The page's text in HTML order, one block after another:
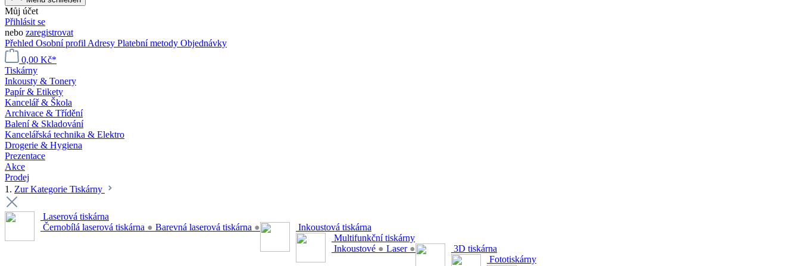
Můj účet
Přihlásit se
nebo zaregistrovat
Přehled Osobní profil Adresy Platební metody Objednávky
0,00 Kč*
Tiskárny
Inkousty & Tonery
Papír & Etikety
Kancelář & Škola
Archivace & Třídění
Balení & Skladování
Kancelářská technika & Elektro
Drogerie & Hygiena
Prezentace
Akce
Prodej
1. Zur Kategorie Tiskárny
Laserová tiskárna
Černobílá laserová tiskárna ● Barevná laserová tiskárna ●
Inkoustová tiskárna
Multifunkční tiskárny
Inkoustové ● Laser ●
3D tiskárna
Fototiskárny